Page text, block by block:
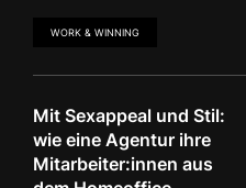
WORK & WINNING
Mit Sexappeal und Stil:
wie eine Agentur ihre
Mitarbeiter:innen aus